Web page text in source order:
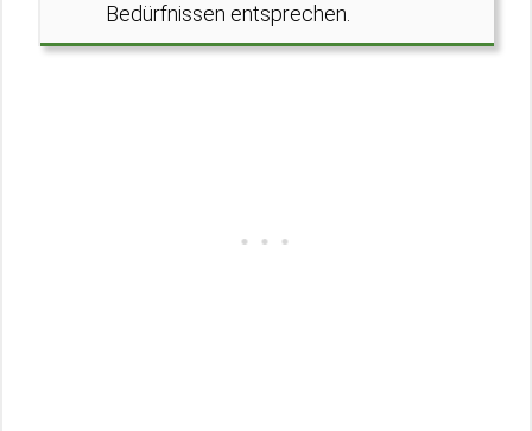
Bedürfnissen entsprechen.